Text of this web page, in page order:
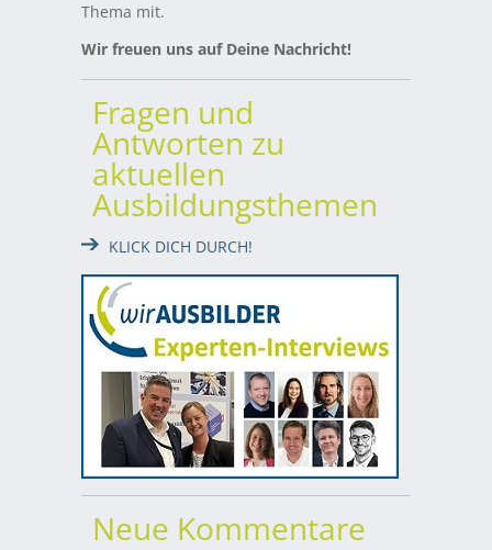
Thema mit.
Wir freuen uns auf Deine Nachricht!
Fragen und
Antworten zu
aktuellen
Ausbildungsthemen
KLICK DICH DURCH!
Neue Kommentare